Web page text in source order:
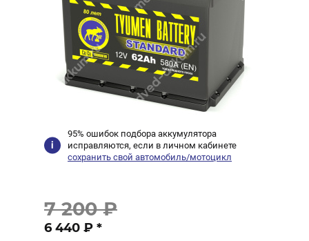
95% ошибок подбора аккумулятора
исправляются, если в личном кабинете
сохранить свой автомобиль/мотоцикл
7 200 ₽
6 440 ₽ *